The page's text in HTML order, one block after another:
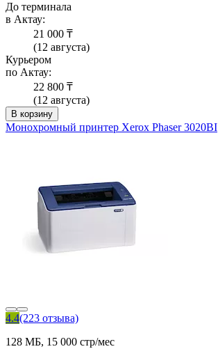
До терминала
в Актау:
21 000 ₸
(12 августа)
Курьером
по Актау:
22 800 ₸
(12 августа)
В корзину
Монохромный принтер Xerox Phaser 3020BI
4.4(223 отзыва)
128 МБ, 15 000 стр/мес